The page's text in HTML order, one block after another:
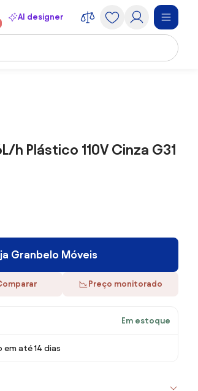
AI designer
h Plástico 110V Cinza G31
Granbelo Móveis
Preço monitorado
Em estoque
até 14 dias